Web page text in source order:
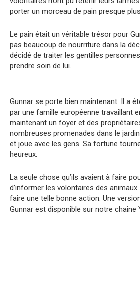
porter un morceau de pain presque
Le pain était un véritable trésor pour
pas beaucoup de nourriture dans la
décidé de traiter les gentilles
prendre soin de lui.
Gunnar se porte bien maintenant. Il a
par une famille européenne travaillant
maintenant un foyer et des
nombreuses promenades dans le
et joue avec les gens. Sa fortune
heureux.
La seule chose qu’ils avaient à faire
d’informer les volontaires des
faire une telle bonne action. Une
Gunnar est disponible sur notre chaîne